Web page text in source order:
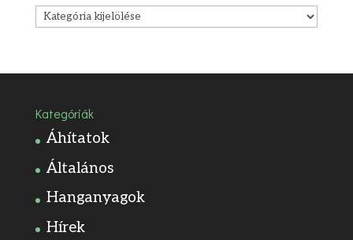
Kategóriák
Kategóriák
Áhítatok
Általános
Hanganyagok
Hírek